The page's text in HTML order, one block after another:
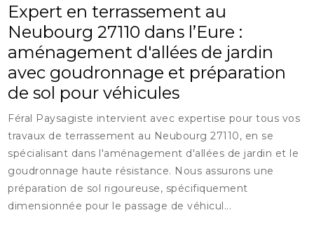
Expert en terrassement au
Neubourg 27110 dans l’Eure :
aménagement d'allées de jardin
avec goudronnage et préparation
de sol pour véhicules
Féral Paysagiste intervient avec expertise pour tous vos
travaux de terrassement au Neubourg 27110, en se
spécialisant dans l'aménagement d'allées de jardin et le
goudronnage haute résistance. Nous assurons une
préparation de sol rigoureuse, spécifiquement
dimensionnée pour le passage de véhicul...